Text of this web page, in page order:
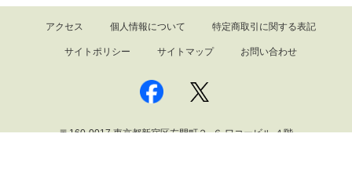
アクセス 個人情報について 特定商取引に関する表記
サイトポリシー サイトマップ お問い合わせ
〒160-0017 東京都新宿区左門町２−６ ワコービル ４階